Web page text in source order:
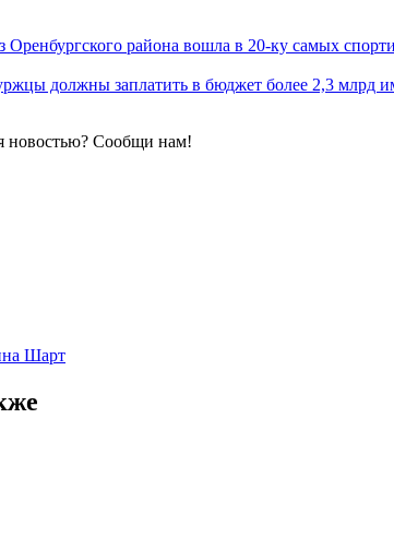
района вошла в 20-ку самых
должны заплатить в бюджет более 2,3 млрд
новостью? Сообщи нам!
Шарт